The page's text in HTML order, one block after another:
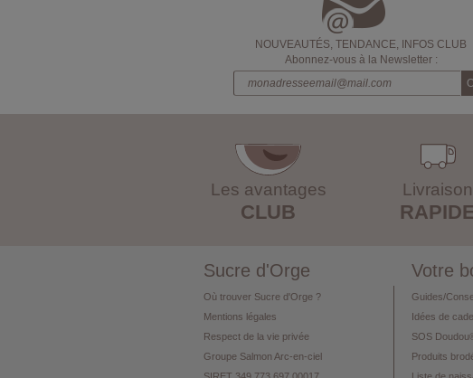
NOUVEAUTÉS, TENDANCE, INFOS CLUB
Abonnez-vous à la Newsletter :
Les avantages
CLUB
Livraison
Sucre d'Orge
Où trouver Sucre d'Orge ?
Mentions légales
Respect de la vie privée
Groupe Salmon Arc-en-ciel
Votre
Guides/
Idées de
SOS
Produits